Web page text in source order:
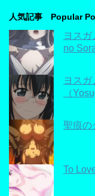
人気記事 Popular
ヨス
no Sora
ヨス
（
聖痕の
To